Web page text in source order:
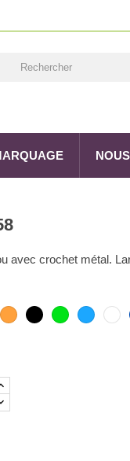
avec crochet métal.
Orange
Noir Vert Bleu